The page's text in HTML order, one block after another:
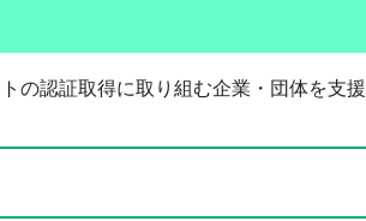
の認証取得に取り組む企業・団体を支援